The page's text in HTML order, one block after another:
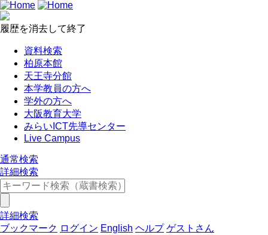
履歴を消去して終了
資料検索
柏原本館
天王寺分館
本学教員の方へ
学外の方へ
大阪教育大学
みらいICT先導センター
Live Campus
通常検索
詳細検索
詳細検索
ブックマーク ログイン English ヘルプ ゲストさん